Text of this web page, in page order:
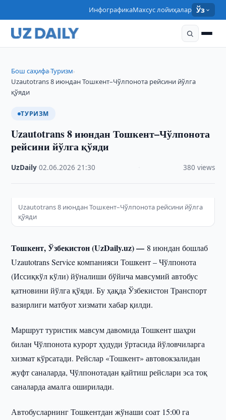
ИнфографикаМахсус лойиҳалар Ўз
Бош саҳифа›Туризм›
Uzautotrans 8 июндан Тошкент–Чўлпонота рейсини йўлга
қўяди
ТУРИЗМ
Uzautotrans 8 июндан Тошкент–Чўлпонота
рейсини йўлга қўяди
UzDaily ·02.06.2026 ·21:30 380 views
Uzautotrans 8 июндан Тошкент–Чўлпонота рейсини йўлга
қўяди
Тошкент, Ўзбекистон (UzDaily.uz) — 8 июндан бошлаб
Uzautotrans Service компанияси Тошкент – Чўлпонота
(Иссиқкўл кўли) йўналиши бўйича мавсумий автобус
қатновини йўлга қўяди. Бу ҳақда Ўзбекистон Транспорт
вазирлиги матбуот хизмати хабар қилди.
Маршрут туристик мавсум давомида Тошкент шаҳри
билан Чўлпонота курорт ҳудуди ўртасида йўловчиларга
хизмат кўрсатади. Рейслар «Тошкент» автовокзалидан
жуфт саналарда, Чўлпонотадан қайтиш рейслари эса тоқ
саналарда амалга оширилади.
Автобусларнинг Тошкентдан жўнаши соат 15:00 га